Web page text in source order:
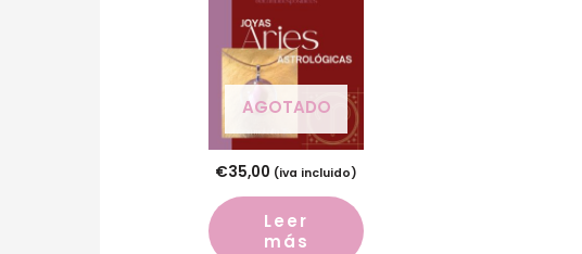
AGOTADO
€35,00 (iva incluido)
Leer
más